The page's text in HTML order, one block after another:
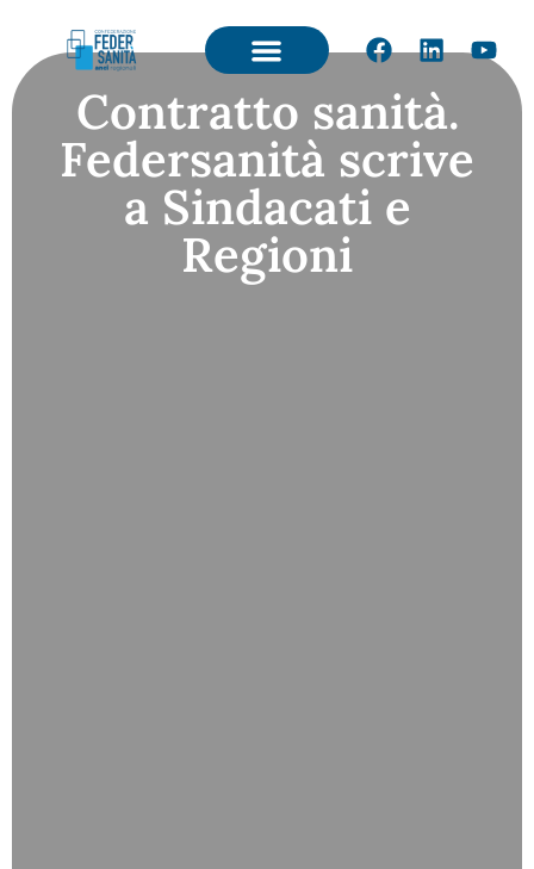
Contratto sanità.
Federsanità scrive
a Sindacati e
Regioni